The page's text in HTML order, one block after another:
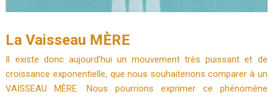
La Vaisseau MÈRE
Il existe donc aujourd’hui un mouvement très puissant et de
croissance exponentielle, que nous souhaiterions comparer à un
VAISSEAU MÈRE.
Nous pourrions exprimer ce phénomène